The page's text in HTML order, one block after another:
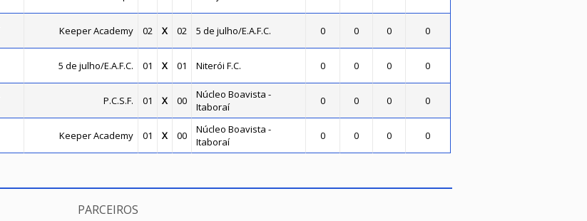
Keeper Academy 02 X 02 5 de julho/E.A.F.C. 0 0 0 0
5 de julho/E.A.F.C. 01 X 01 Niterói F.C. 0 0 0 0
P.C.S.F. 01 X 00
Núcleo Boavista -
Itaboraí
0 0 0 0
Keeper Academy 01 X 00
Núcleo Boavista -
Itaboraí
0 0 0 0
PARCEIROS